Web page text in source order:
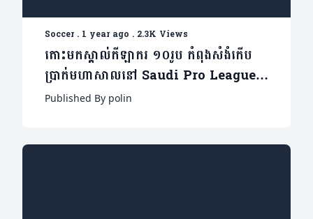
Soccer. 1 year ago . 2.3K Views
តោះមកស្គាល់កីឡាករ ១០រូប កំពុងសំងំកើប
ប្រាក់មហាសាលនៅ Saudi Pro League
(មាន១០វីដេអូ)
Published By polin